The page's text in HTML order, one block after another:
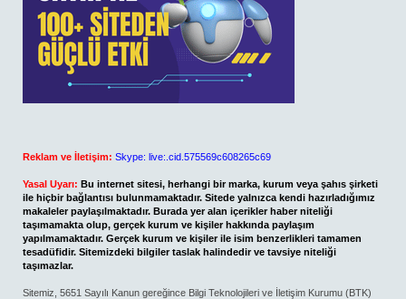
Reklam ve İletişim: Skype: live:.cid.575569c608265c69
Yasal Uyarı: Bu internet sitesi, herhangi bir marka, kurum veya şahıs şirketi
ile hiçbir bağlantısı bulunmamaktadır. Sitede yalnızca kendi hazırladığımız
makaleler paylaşılmaktadır. Burada yer alan içerikler haber niteliği
taşımamakta olup, gerçek kurum ve kişiler hakkında paylaşım
yapılmamaktadır. Gerçek kurum ve kişiler ile isim benzerlikleri tamamen
tesadüfidir. Sitemizdeki bilgiler taslak halindedir ve tavsiye niteliği
taşımazlar.
Sitemiz, 5651 Sayılı Kanun gereğince Bilgi Teknolojileri ve İletişim Kurumu (BTK)